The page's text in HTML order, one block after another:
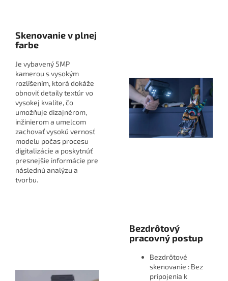
Skenovanie v plnej
farbe
Je vybavený 5MP
kamerou s vysokým
rozlíšením, ktorá dokáže
obnoviť detaily textúr vo
vysokej kvalite, čo
umožňuje dizajnérom,
inžinierom a umelcom
zachovať vysokú vernosť
modelu počas procesu
digitalizácie a poskytnúť
presnejšie informácie pre
následnú analýzu a
tvorbu.
Bezdrôtový
pracovný postup
Bezdrôtové
skenovanie : Bez
pripojenia k